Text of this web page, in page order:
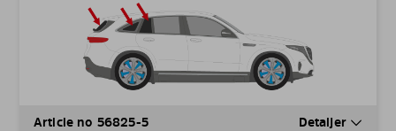
Article no 56825-5 Detaljer